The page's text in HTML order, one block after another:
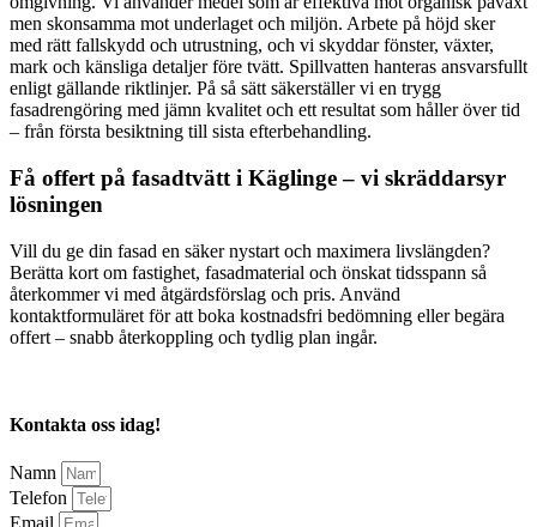
men skonsamma mot underlaget och miljön. Arbete på höjd sker
med rätt fallskydd och utrustning, och vi skyddar fönster, växter,
mark och känsliga detaljer före tvätt. Spillvatten hanteras ansvarsfullt
enligt gällande riktlinjer. På så sätt säkerställer vi en trygg
fasadrengöring med jämn kvalitet och ett resultat som håller över tid
– från första besiktning till sista efterbehandling.
Få offert på fasadtvätt i Käglinge – vi skräddarsyr
lösningen
Vill du ge din fasad en säker nystart och maximera livslängden?
Berätta kort om fastighet, fasadmaterial och önskat tidsspann så
återkommer vi med åtgärdsförslag och pris. Använd
kontaktformuläret för att boka kostnadsfri bedömning eller begära
offert – snabb återkoppling och tydlig plan ingår.
Kontakta oss idag!
Namn
Telefon